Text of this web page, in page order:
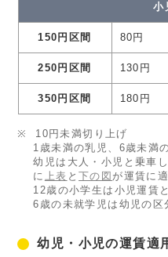
小
150円区間 80円
250円区間 130円
350円区間 180円
10円未満切り上げ
1歳未満の乳児、6歳未満
幼児は大人・小児と乗車
に 上表 と下の図 が運賃に
12歳の小学生は小児運賃
6歳の未就学児は幼児の区
幼児・小児の運賃適